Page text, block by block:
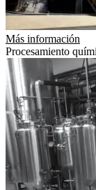
Más información
Procesamiento